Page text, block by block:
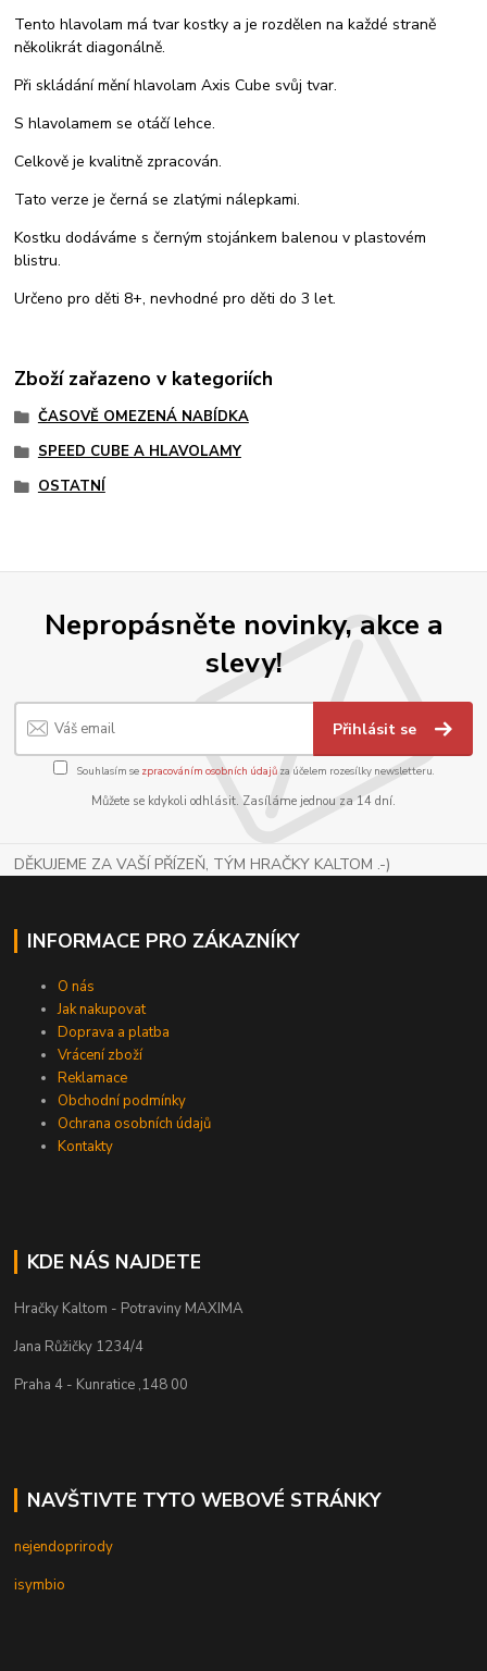
Tento hlavolam má tvar kostky a je rozdělen na každé straně
několikrát diagonálně.
Při skládání mění hlavolam Axis Cube svůj tvar.
S hlavolamem se otáčí lehce.
Celkově je kvalitně zpracován.
Tato verze je černá se zlatými nálepkami.
Kostku dodáváme s černým stojánkem balenou v plastovém
blistru.
Určeno pro děti 8+, nevhodné pro děti do 3 let.
Zboží zařazeno v kategoriích
ČASOVĚ OMEZENÁ NABÍDKA
SPEED CUBE A HLAVOLAMY
OSTATNÍ
Nepropásněte novinky, akce a
slevy!
Přihlásit se
Souhlasím se zpracováním osobních údajůza účelem rozesílky newsletteru.
Můžete se kdykoli odhlásit. Zasíláme jednou za 14 dní.
DĚKUJEME ZA VAŠÍ PŘÍZEŇ, TÝM HRAČKY KALTOM .-)
INFORMACE PRO ZÁKAZNÍKY
O nás
Jak nakupovat
Doprava a platba
Vrácení zboží
Reklamace
Obchodní podmínky
Ochrana osobních údajů
Kontakty
KDE NÁS NAJDETE
Hračky Kaltom - Potraviny MAXIMA
Jana Růžičky 1234/4
Praha 4 - Kunratice ,148 00
NAVŠTIVTE TYTO WEBOVÉ STRÁNKY
nejendoprirody
isymbio